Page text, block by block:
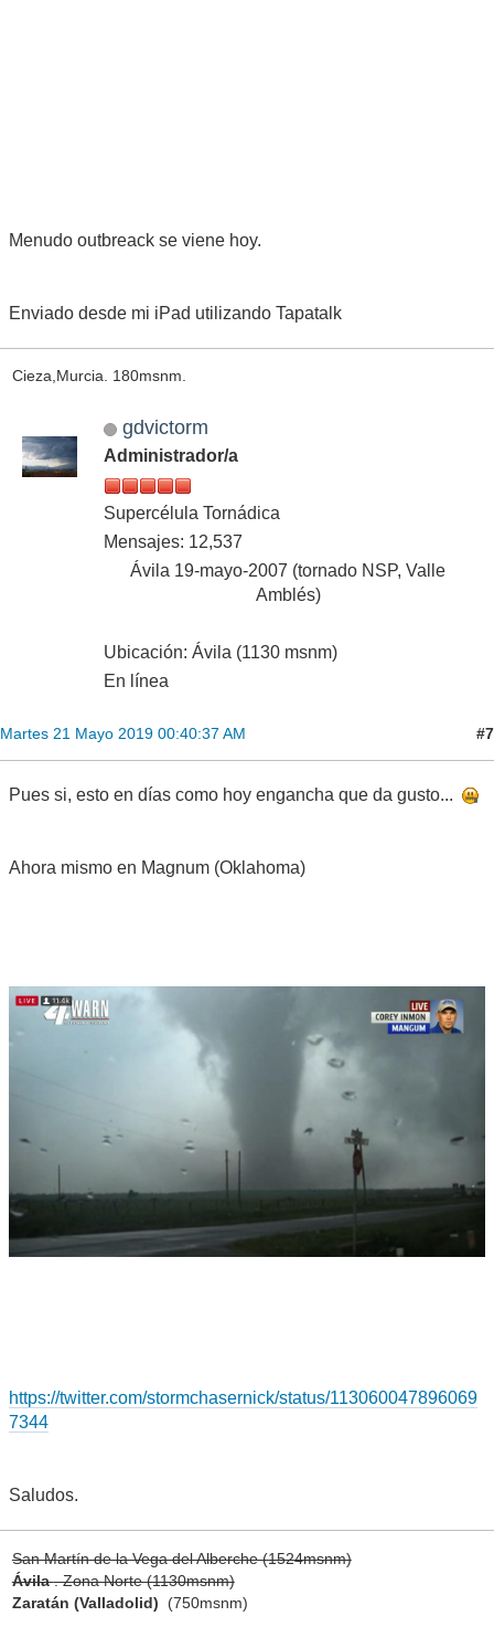
Menudo outbreack se viene hoy.
Enviado desde mi iPad utilizando Tapatalk
Cieza,Murcia. 180msnm.
gdvictorm
Administrador/a
Supercélula Tornádica
Mensajes: 12,537
Ávila 19-mayo-2007 (tornado NSP, Valle
Amblés)
Ubicación: Ávila (1130 msnm)
En línea
Martes 21 Mayo 2019 00:40:37 AM #7
Pues si, esto en días como hoy engancha que da gusto...
Ahora mismo en Magnum (Oklahoma)
https://twitter.com/stormchasernick/status/113060047896069
7344
Saludos.
San Martín de la Vega del Alberche (1524msnm)
Ávila. Zona Norte (1130msnm)
Zaratán (Valladolid) (750msnm)